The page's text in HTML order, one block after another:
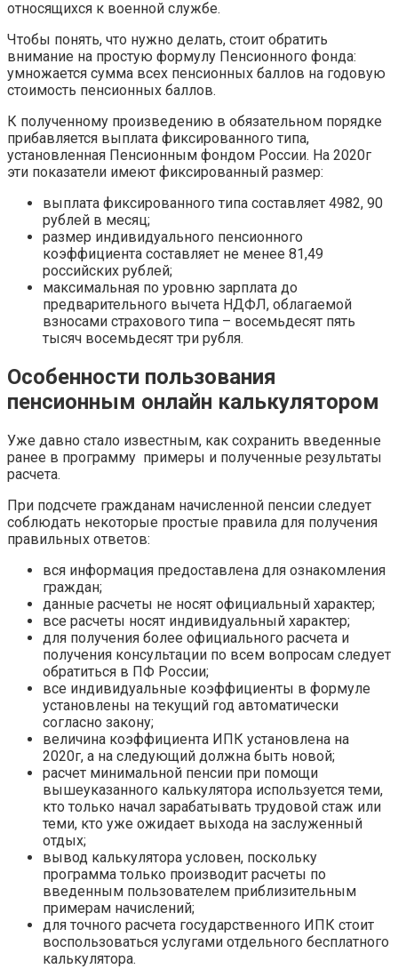
относящихся к военной службе.
Чтобы понять, что нужно делать, стоит обратить
внимание на простую формулу Пенсионного фонда:
умножается сумма всех пенсионных баллов на годовую
стоимость пенсионных баллов.
К полученному произведению в обязательном порядке
прибавляется выплата фиксированного типа,
установленная Пенсионным фондом России. На 2020г
эти показатели имеют фиксированный размер:
выплата фиксированного типа составляет 4982, 90
рублей в месяц;
размер индивидуального пенсионного
коэффициента составляет не менее 81,49
российских рублей;
максимальная по уровню зарплата до
предварительного вычета НДФЛ, облагаемой
взносами страхового типа – восемьдесят пять
тысяч восемьдесят три рубля.
Особенности пользования
пенсионным онлайн калькулятором
Уже давно стало известным, как сохранить введенные
ранее в программу примеры и полученные результаты
расчета.
При подсчете гражданам начисленной пенсии следует
соблюдать некоторые простые правила для получения
правильных ответов:
вся информация предоставлена для ознакомления
граждан;
данные расчеты не носят официальный характер;
все расчеты носят индивидуальный характер;
для получения более официального расчета и
получения консультации по всем вопросам следует
обратиться в ПФ России;
все индивидуальные коэффициенты в формуле
установлены на текущий год автоматически
согласно закону;
величина коэффициента ИПК установлена на
2020г, а на следующий должна быть новой;
расчет минимальной пенсии при помощи
вышеуказанного калькулятора используется теми,
кто только начал зарабатывать трудовой стаж или
теми, кто уже ожидает выхода на заслуженный
отдых;
вывод калькулятора условен, поскольку
программа только производит расчеты по
введенным пользователем приблизительным
примерам начислений;
для точного расчета государственного ИПК стоит
воспользоваться услугами отдельного бесплатного
калькулятора.